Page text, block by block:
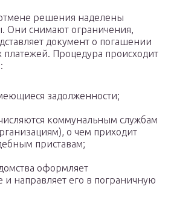
решения наделены
Они снимают ограничения,
документ о погашении
платежей. Процедура происходит
задолженности;
коммунальным службам
о чем приходит
приставам;
оформляет
и направляет его в пограничную